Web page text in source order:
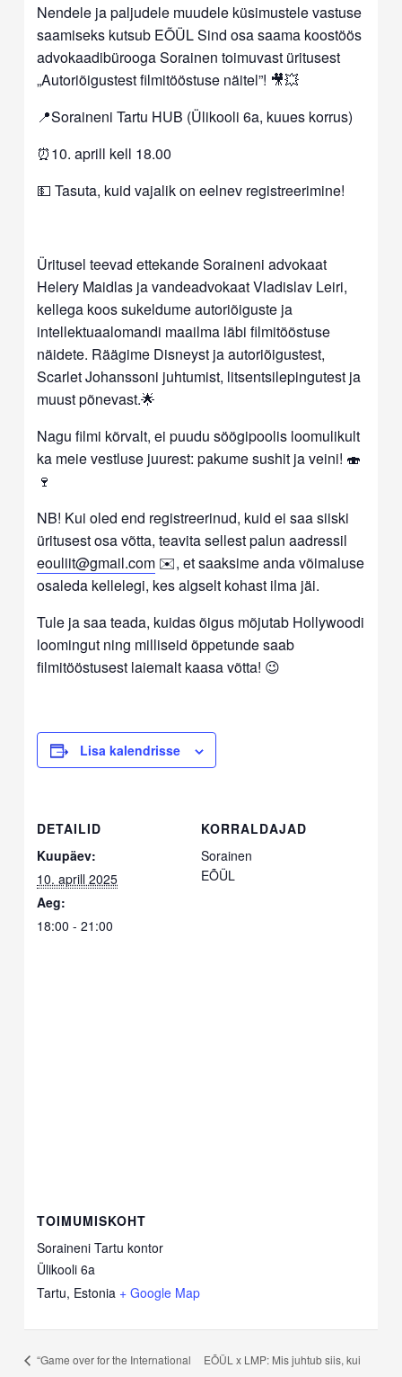
Nendele ja paljudele muudele küsimustele vastuse
saamiseks kutsub EÕÜL Sind osa saama koostöös
advokaadibürooga Sorainen toimuvast üritusest
„Autoriõigustest filmitööstuse näitel”! 🎥💥
📍Soraineni Tartu HUB (Ülikooli 6a, kuues korrus)
⏰10. aprill kell 18.00
💵Tasuta, kuid vajalik on eelnev registreerimine!
Üritusel teevad ettekande Soraineni advokaat
Helery Maidlas ja vandeadvokaat Vladislav Leiri,
kellega koos sukeldume autoriõiguste ja
intellektuaalomandi maailma läbi filmitööstuse
näidete. Räägime Disneyst ja autoriõigustest,
Scarlet Johanssoni juhtumist, litsentsilepingutest ja
muust põnevast.🌟
Nagu filmi kõrvalt, ei puudu söögipoolis loomulikult
ka meie vestluse juurest: pakume sushit ja veini! 🍣
🍷
NB! Kui oled end registreerinud, kuid ei saa siiski
üritusest osa võtta, teavita sellest palun aadressil
eouliit@gmail.com ✉️, et saaksime anda võimaluse
osaleda kellelegi, kes algselt kohast ilma jäi.
Tule ja saa teada, kuidas õigus mõjutab Hollywoodi
loomingut ning milliseid õppetunde saab
filmitööstusest laiemalt kaasa võtta! 😉
Lisa kalendrisse
DETAILID
Kuupäev:
10. aprill 2025
Aeg:
18:00 - 21:00
KORRALDAJAD
Sorainen
EÕÜL
TOIMUMISKOHT
Soraineni Tartu kontor
Ülikooli 6a
Tartu, Estonia + Google Map
“Game over for the International
EÕÜL x LMP: Mis juhtub siis, kui